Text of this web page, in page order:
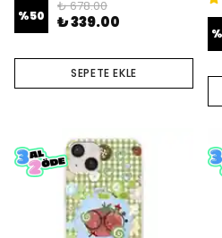
%50
₺ 678.00
₺ 339.00
SEPETE EKLE
%